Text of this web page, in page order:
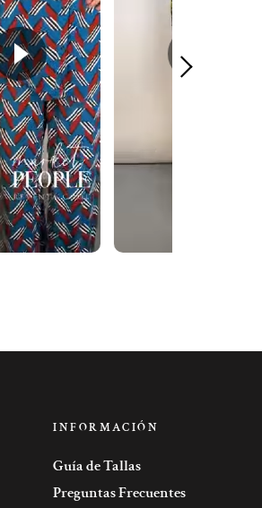
INFORMACIÓN
Guía de Tallas
Preguntas Frecuentes